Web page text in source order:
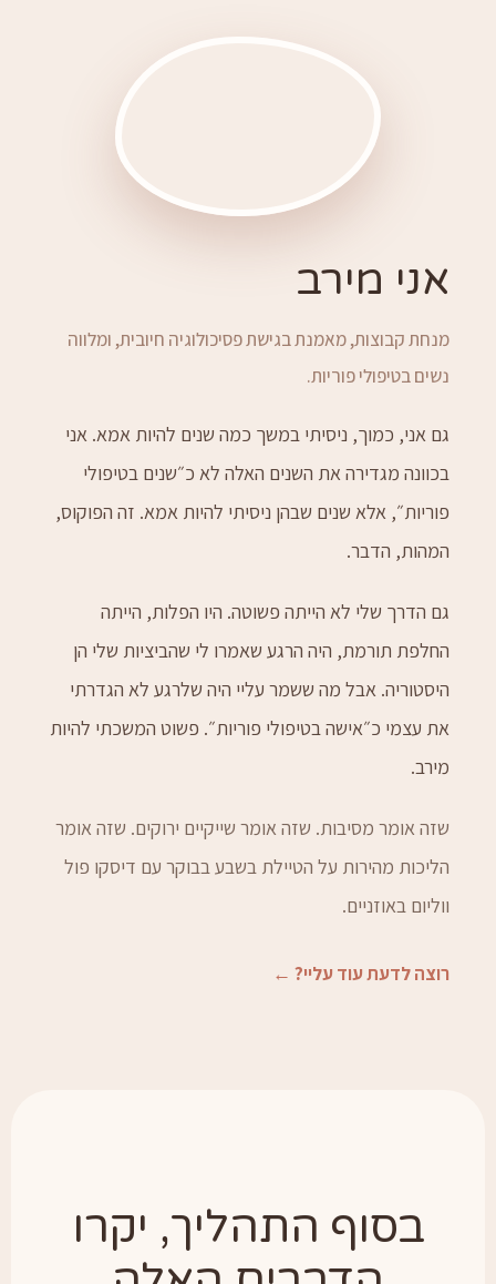
אני מירב
מנחת קבוצות, מאמנת בגישת פסיכולוגיה חיובית, ומלווה
נשים בטיפולי פוריות.
גם אני, כמוך, ניסיתי במשך כמה שנים להיות אמא. אני
בכוונה מגדירה את השנים האלה לא כ״שנים בטיפולי
פוריות״, אלא שנים שבהן ניסיתי להיות אמא. זה הפוקוס,
המהות, הדבר.
גם הדרך שלי לא הייתה פשוטה. היו הפלות, הייתה
החלפת תורמת, היה הרגע שאמרו לי שהביציות שלי הן
היסטוריה. אבל מה ששמר עליי היה שלרגע לא הגדרתי
את עצמי כ״אישה בטיפולי פוריות״. פשוט המשכתי להיות
מירב.
שזה אומר מסיבות. שזה אומר שייקיים ירוקים. שזה אומר
הליכות מהירות על הטיילת בשבע בבוקר עם דיסקו פול
ווליום באוזניים.
רוצה לדעת עוד עליי? ←
בסוף התהליך, יקרו